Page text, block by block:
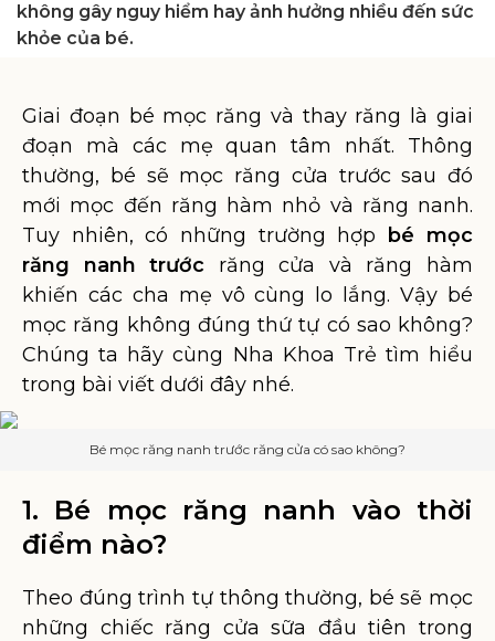
không gây nguy hiểm hay ảnh hưởng nhiều đến sức
khỏe của bé.
Giai đoạn bé mọc răng và thay răng là giai
đoạn mà các mẹ quan tâm nhất. Thông
thường, bé sẽ mọc răng cửa trước sau đó
mới mọc đến răng hàm nhỏ và răng nanh.
Tuy nhiên, có những trường hợp
bé mọc
răng nanh trước răng cửa và răng hàm
khiến các cha mẹ vô cùng lo lắng. Vậy bé
mọc răng không đúng thứ tự có sao không?
Chúng ta hãy cùng Nha Khoa Trẻ tìm hiểu
trong bài viết dưới đây nhé.
Bé mọc răng nanh trước răng cửa có sao không?
1. Bé mọc răng nanh vào thời
điểm nào?
Theo đúng trình tự thông thường, bé sẽ mọc
những chiếc răng cửa sữa đầu tiên trong